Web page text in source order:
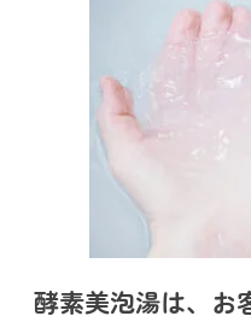
酵素美泡湯は、お